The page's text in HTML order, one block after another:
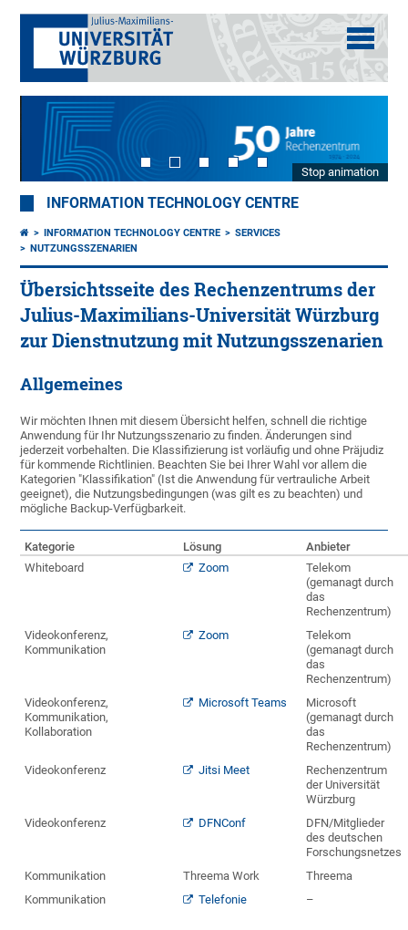
Stop animation
INFORMATION TECHNOLOGY CENTRE
INFORMATION TECHNOLOGY CENTRE
SERVICES
NUTZUNGSSZENARIEN
Übersichtsseite des Rechenzentrums der
Julius-Maximilians-Universität Würzburg
zur Dienstnutzung mit Nutzungsszenarien
Allgemeines
Wir möchten Ihnen mit diesem Übersicht helfen, schnell die richtige
Anwendung für Ihr Nutzungsszenario zu finden. Änderungen sind
jederzeit vorbehalten. Die Klassifizierung ist vorläufig und ohne Präjudiz
für kommende Richtlinien. Beachten Sie bei Ihrer Wahl vor allem die
Kategorien "Klassifikation" (Ist die Anwendung für vertrauliche Arbeit
geeignet), die Nutzungsbedingungen (was gilt es zu beachten) und
mögliche Backup-Verfügbarkeit.
Kategorie Lösung
Anbieter
Whiteboard
Zoom
Telekom
(gemanagt durch
das
Rechenzentrum)
Videokonferenz,
Kommunikation
Zoom
Telekom
(gemanagt durch
das
Rechenzentrum)
Videokonferenz,
Kommunikation,
Kollaboration
Microsoft Teams
Microsoft
(gemanagt durch
das
Rechenzentrum)
Videokonferenz
Jitsi Meet
Rechenzentrum
der Universität
Würzburg
Videokonferenz
DFNConf
DFN/Mitglieder
des deutschen
Forschungsnetzes
Kommunikation
Threema Work
Threema
Kommunikation
Telefonie –